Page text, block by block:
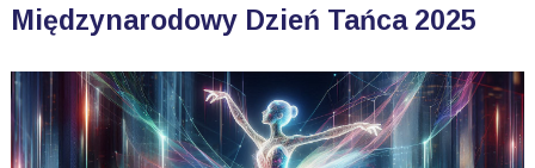
Międzynarodowy Dzień Tańca 2025